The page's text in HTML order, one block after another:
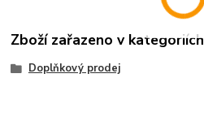
Zboží zařazeno v kategoriích
Doplňkový prodej